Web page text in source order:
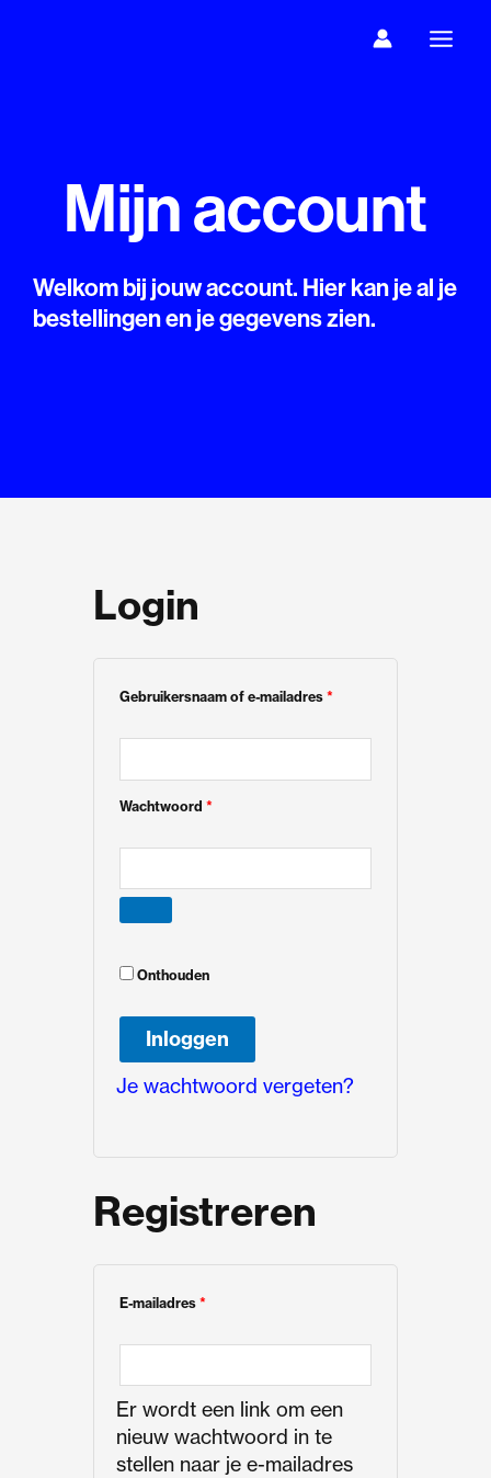
Mijn account
Welkom bij jouw account. Hier kan je al je
bestellingen en je gegevens zien.
Login
Gebruikersnaam of e-mailadres *
Wachtwoord *
Onthouden
Inloggen
Je wachtwoord vergeten?
Registreren
E-mailadres *
Er wordt een link om een
nieuw wachtwoord in te
stellen naar je e-mailadres